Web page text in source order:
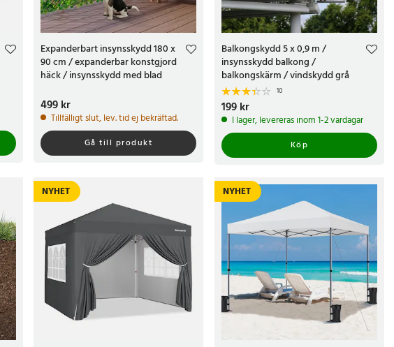
Expanderbart insynsskydd 180 x
90 cm / expanderbar konstgjord
häck / insynsskydd med blad
Pris:499 kr
499 kr
Tillfälligt slut, lev. tid ej bekräftad.
Gå till produkt
Balkongskydd 5 x 0,9 m /
insynsskydd balkong /
balkongskärm / vindskydd grå
10
Pris :199 kr
199 kr
I lager, levereras inom 1-2 vardagar
Köp
NYHET NYHET